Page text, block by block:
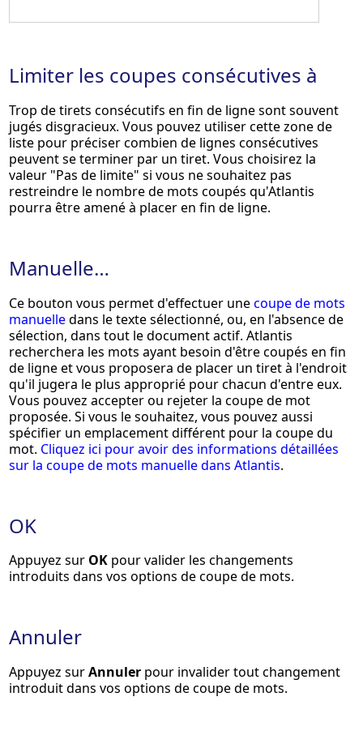
Limiter les coupes consécutives à
Trop de tirets consécutifs en fin de ligne sont souvent
jugés disgracieux. Vous pouvez utiliser cette zone de
liste pour préciser combien de lignes consécutives
peuvent se terminer par un tiret. Vous choisirez la
valeur "Pas de limite" si vous ne souhaitez pas
restreindre le nombre de mots coupés qu'Atlantis
pourra être amené à placer en fin de ligne.
Manuelle…
Ce bouton vous permet d'effectuer unecoupe de mots
manuelledans le texte sélectionné, ou, en l'absence de
sélection, dans tout le document actif. Atlantis
recherchera les mots ayant besoin d'être coupés en fin
de ligne et vous proposera de placer un tiret à l'endroit
qu'il jugera le plus approprié pour chacun d'entre eux.
Vous pouvez accepter ou rejeter la coupe de mot
proposée. Si vous le souhaitez, vous pouvez aussi
spécifier un emplacement différent pour la coupe du
mot. Cliquez ici pour avoir des informations détaillées
sur la coupe de mots manuelle dans Atlantis.
OK
Appuyez sur OK pour valider les changements
introduits dans vos options de coupe de mots.
Annuler
Appuyez surAnnuler pour invalider tout changement
introduit dans vos options de coupe de mots.